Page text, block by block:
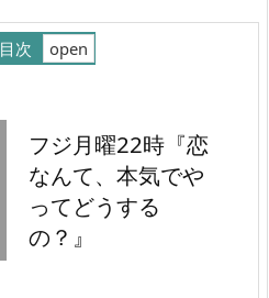
目次
月
フジ月曜22時『恋
なんて、本気でや
ってどうする
の？』